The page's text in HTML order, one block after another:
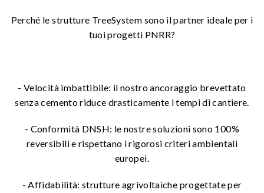
Perché le strutture TreeSystem sono il partner ideale per i
tuoi progetti PNRR?
- Velocità imbattibile: il nostro ancoraggio brevettato
senza cemento riduce drasticamente i tempi di cantiere.
- Conformità DNSH: le nostre soluzioni sono 100%
reversibili e rispettano i rigorosi criteri ambientali
europei.
- Affidabilità: strutture agrivoltaiche progettate per